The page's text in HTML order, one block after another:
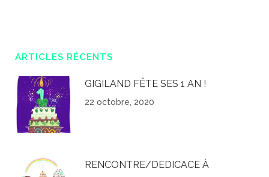
ARTICLES RÉCENTS
GIGILAND FÊTE SES 1 AN !
22 octobre, 2020
RENCONTRE/DEDICACE À